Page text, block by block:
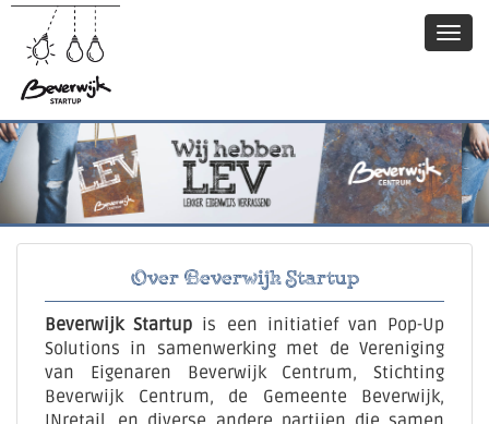
Over Beverwijk Startup
Beverwijk Startup is een initiatief van Pop-Up
Solutions in samenwerking met de Vereniging
van Eigenaren Beverwijk Centrum, Stichting
Beverwijk Centrum, de Gemeente Beverwijk,